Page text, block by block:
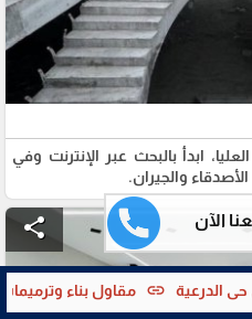
الآن
في حي الروضة link مقاولات عامة
ابدأ بالبحث عبر الإنترنت وفي
والجيران.
share